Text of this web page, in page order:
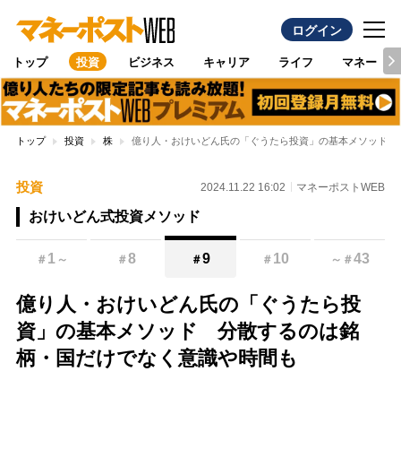
ログイン
トップ 投資 ビジネス キャリア ライフ マネー
トップ 投資 株 億り人・おけいどん氏の「ぐうたら投資」の基本メソッド
投資 2024.11.22 16:02 マネーポストWEB
おけいどん式投資メソッド
＃ 1 ～ ＃8 ＃9 ＃ 10 ～ ＃43
億り人・おけいどん氏の「ぐうたら投
資」の基本メソッド 分散するのは銘
柄・国だけでなく意識や時間も